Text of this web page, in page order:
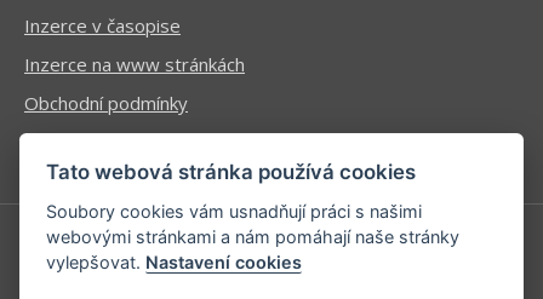
Inzerce v časopise
Inzerce na www stránkách
Obchodní podmínky
Ochrana osobních údajů
Příhlášení | Registrace
Tato webová stránka používá cookies
Soubory cookies vám usnadňují práci s našimi
webovými stránkami a nám pomáhají naše stránky
vylepšovat. Nastavení cookies